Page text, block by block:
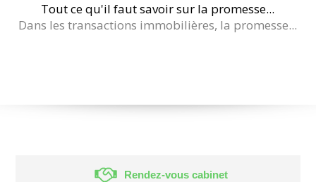
Tout ce qu'il faut savoir sur la promesse...
Dans les transactions immobilières, la promesse...
Rendez-vous cabinet